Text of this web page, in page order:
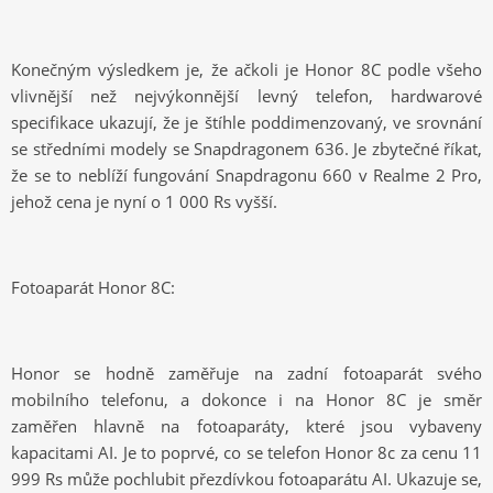
Konečným výsledkem je, že ačkoli je Honor 8C podle všeho
vlivnější než nejvýkonnější levný telefon, hardwarové
specifikace ukazují, že je štíhle poddimenzovaný, ve srovnání
se středními modely se Snapdragonem 636. Je zbytečné říkat,
že se to neblíží fungování Snapdragonu 660 v Realme 2 Pro,
jehož cena je nyní o 1 000 Rs vyšší.
Fotoaparát Honor 8C:
Honor se hodně zaměřuje na zadní fotoaparát svého
mobilního telefonu, a dokonce i na Honor 8C je směr
zaměřen hlavně na fotoaparáty, které jsou vybaveny
kapacitami AI. Je to poprvé, co se telefon Honor 8c za cenu 11
999 Rs může pochlubit přezdívkou fotoaparátu AI. Ukazuje se,